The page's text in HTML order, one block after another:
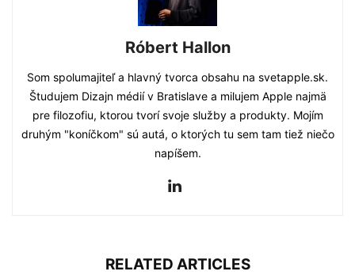
Róbert Hallon
Som spolumajiteľ a hlavný tvorca obsahu na svetapple.sk.
Študujem Dizajn médií v Bratislave a milujem Apple najmä
pre filozofiu, ktorou tvorí svoje služby a produkty. Mojím
druhým "koníčkom" sú autá, o ktorých tu sem tam tiež niečo
napíšem.
RELATED ARTICLES